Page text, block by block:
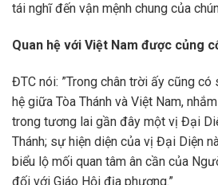
tái nghĩ đến vận mệnh chung của
Quan hệ với Việt Nam được củng
ĐTC nói: ”Trong chân trời ấy cũng
hệ giữa Tòa Thánh và Việt Nam,
trong tương lai gần đây một vị Đại
Thánh; sự hiện diện của vị Đại Diện
biểu lộ mối quan tâm ân cần của
đối với Giáo Hội địa phương.”